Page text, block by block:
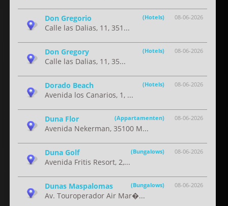
08-06-2026
Don Gregorio (Hotels)
Calle las Dalias, 11, 351...
08-06-2026
Don Gregory (Hotels)
Calle las Dalias, 11, 35...
08-06-2026
Dorado Beach (Hotels)
Avenida los Canarios, 1, ...
08-06-2026
Duna Flor (Appartamenten)
Avenida Nekerman, 35100 M...
08-06-2026
Duna Golf (Bungalows)
Avenida Fritis Resort, 2,...
08-06-2026
Dunas Maspalomas (Bungalows)
Av. Touroperador Air Mar�...